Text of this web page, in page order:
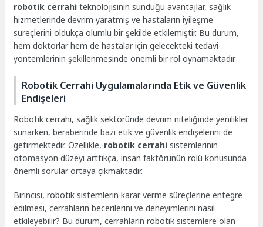
robotik cerrahi teknolojisinin sunduğu avantajlar, sağlık
hizmetlerinde devrim yaratmış ve hastaların iyileşme
süreçlerini oldukça olumlu bir şekilde etkilemiştir. Bu durum,
hem doktorlar hem de hastalar için gelecekteki tedavi
yöntemlerinin şekillenmesinde önemli bir rol oynamaktadır.
Robotik Cerrahi Uygulamalarında Etik ve Güvenlik
Endişeleri
Robotik cerrahi, sağlık sektöründe devrim niteliğinde yenilikler
sunarken, beraberinde bazı etik ve güvenlik endişelerini de
getirmektedir. Özellikle, robotik cerrahi sistemlerinin
otomasyon düzeyi arttıkça, insan faktörünün rolü konusunda
önemli sorular ortaya çıkmaktadır.
Birincisi, robotik sistemlerin karar verme süreçlerine entegre
edilmesi, cerrahların becerilerini ve deneyimlerini nasıl
etkileyebilir? Bu durum, cerrahların robotik sistemlere olan